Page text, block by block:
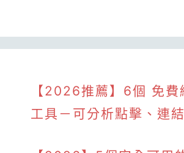
【2026推薦】6個 免費
工具－可分析點擊、連